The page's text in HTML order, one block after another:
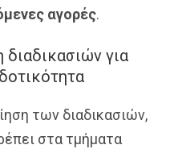
αγορές.
για
των διαδικασιών,
στα τμήματα